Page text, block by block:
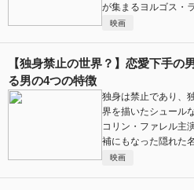
が集まるヨルゴス・
映画
【独身禁止の世界？】恋愛下手の
る男の4つの特徴
独身は禁止であり、
界を描いたシュール
コリン・ファレル主
補にもなった隠れた
映画